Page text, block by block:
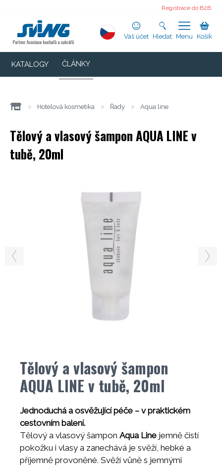
Registrace do B2B
Váš účet Hledat Menu Košík
KATALOGY ČLÁNKY
> Hotelová kosmetika > Řady > Aqua line
Tělový a vlasový šampon AQUA LINE v
tubě, 20ml
Tělový a vlasový šampon
AQUA LINE v tubě, 20ml
Jednoduchá a osvěžující péče – v praktickém
cestovním balení.
Tělový a vlasový šampon Aqua Line jemně čistí
pokožku i vlasy a zanechává je svěží, hebké a
příjemně provoněné. Svěží vůně s jemnými